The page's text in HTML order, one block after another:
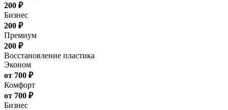
200 ₽
Бизнес
200 ₽
Премиум
200 ₽
Восстановление пластика
Эконом
от 700 ₽
Комфорт
от 700 ₽
Бизнес